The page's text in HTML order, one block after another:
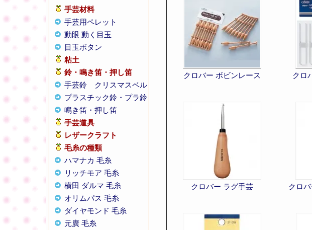
手芸材料
手芸用ペレット
動眼 動く目玉
目玉ボタン
粘土
鈴・鳴き笛・押し笛
手芸鈴
クリスマスベル
プラスチック鈴・プラ鈴
鳴き笛・押し笛
手芸道具
レザークラフト
毛糸の種類
ハマナカ 毛糸
リッチモア 毛糸
横田 ダルマ 毛糸
オリムパス 毛糸
ダイヤモンド 毛糸
元廣 毛糸
クロバー ボビンレース クロ
クロバー ラグ手芸
クロ